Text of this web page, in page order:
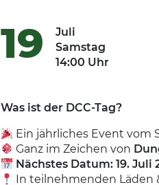
19
Juli
Samstag
14:00 Uhr
Was ist der DCC-Tag?
Ein jährliches Event vom
Ganz im Zeichen von
Nächstes Datum: 19. Juli
In teilnehmenden Läden